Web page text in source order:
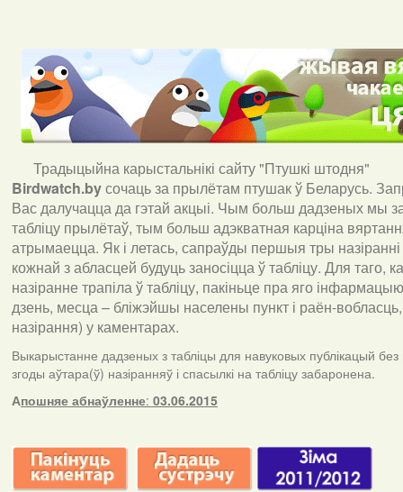
Традыцыйна карыстальнікі сайту "Птушкі штодня"
Birdwatch.byсочаць за прылётам птушак ў Беларусь.
Вас далучацца да гэтай акцыі. Чым больш дадзеных мы
табліцу прылётаў, тым больш адэкватная карціна
атрымаецца. Як і летась, сапраўды першыя тры
кожнай з абласцей будуць заносіцца ў табліцу. Для таго,
назіранне трапіла ў табліцу, пакіньце пра яго
дзень, месца – бліжэйшы населены пункт і раён-
назірання) у каментарах.
Выкарыстанне дадзеных з табліцы для навуковых публікацый без
згоды аўтара(ў) назіранняў і спасылкі на табліцу забаронена.
Апошняе абнаўленне: 03.06.2015